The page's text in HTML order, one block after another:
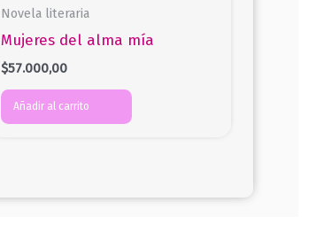
Novela literaria
Mujeres del alma mía
$57.000,00
Añadir al carrito